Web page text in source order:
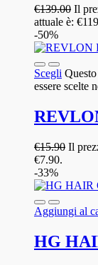
€139.00 Il
attuale è:
-50%
Scegli
essere scelte
€15.90 Il
€7.90.
-33%
Aggiungi al
HG